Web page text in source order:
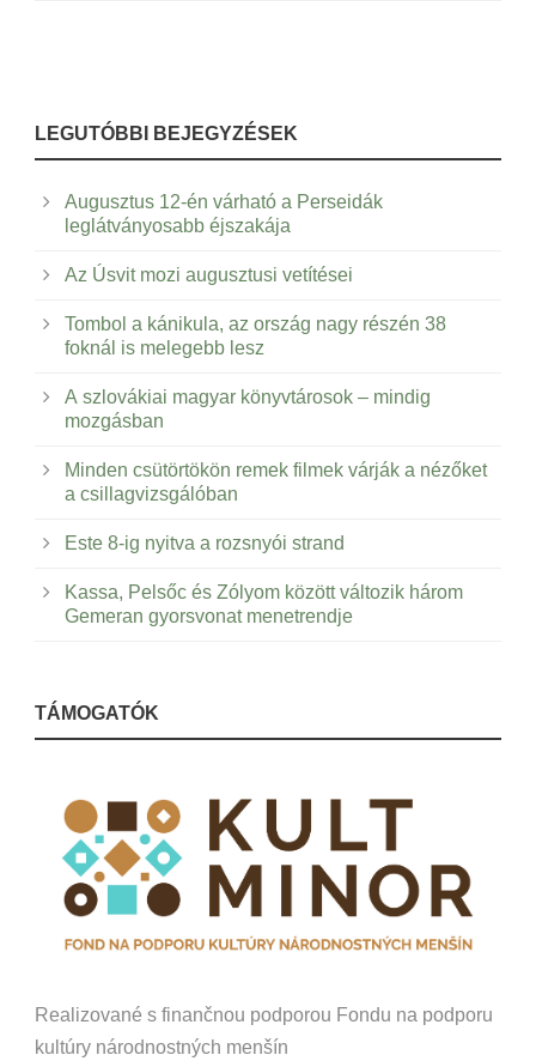
LEGUTÓBBI BEJEGYZÉSEK
Augusztus 12-én várható a Perseidák
leglátványosabb éjszakája
Az Úsvit mozi augusztusi vetítései
Tombol a kánikula, az ország nagy részén 38
foknál is melegebb lesz
A szlovákiai magyar könyvtárosok – mindig
mozgásban
Minden csütörtökön remek filmek várják a nézőket
a csillagvizsgálóban
Este 8-ig nyitva a rozsnyói strand
Kassa, Pelsőc és Zólyom között változik három
Gemeran gyorsvonat menetrendje
TÁMOGATÓK
Realizované s finančnou podporou Fondu na podporu
kultúry národnostných menšín